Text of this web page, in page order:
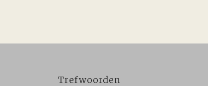
Trefwoorden